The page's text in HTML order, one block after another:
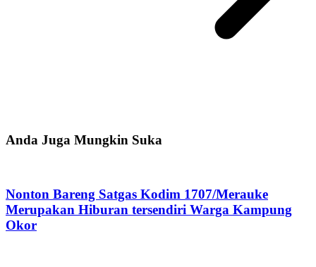
Anda Juga Mungkin Suka
Nonton Bareng Satgas Kodim 1707/Merauke
Merupakan Hiburan tersendiri Warga Kampung
Okor